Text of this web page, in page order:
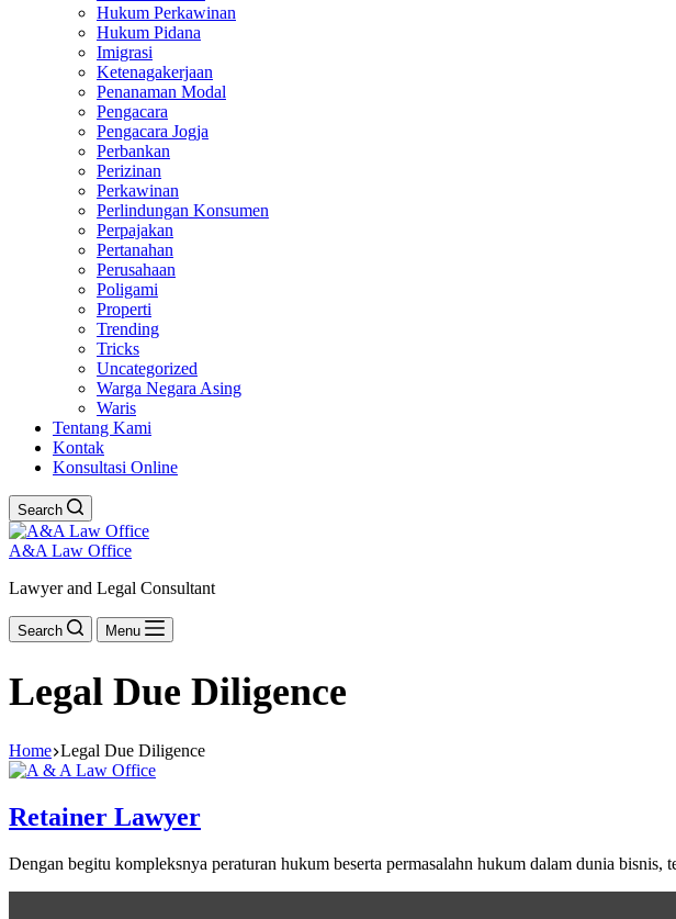
Hukum Perkawinan
Hukum Pidana
Imigrasi
Ketenagakerjaan
Penanaman Modal
Pengacara
Pengacara Jogja
Perbankan
Perizinan
Perkawinan
Perlindungan Konsumen
Perpajakan
Pertanahan
Perusahaan
Poligami
Properti
Trending
Tricks
Uncategorized
Warga Negara Asing
Waris
Tentang Kami
Kontak
Konsultasi Online
Search
A&A Law Office
Lawyer and Legal Consultant
Search Menu
Legal Due Diligence
Home Legal Due Diligence
Retainer Lawyer
Dengan begitu kompleksnya peraturan hukum beserta permasalahn hukum dalam dunia